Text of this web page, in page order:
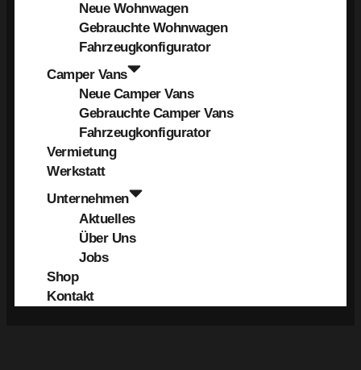
Neue Wohnwagen
Gebrauchte Wohnwagen
Fahrzeugkonfigurator
Camper Vans
Neue Camper Vans
Gebrauchte Camper Vans
Fahrzeugkonfigurator
Vermietung
Werkstatt
Unternehmen
Aktuelles
Über Uns
Jobs
Shop
Kontakt